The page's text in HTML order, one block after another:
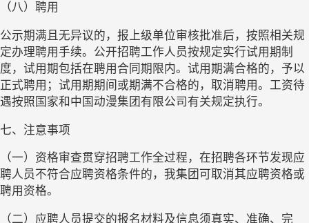
（八）聘用
公示期满且无异议的，报上级单位审核批准后，按照相关规
定办理聘用手续。公开招聘工作人员按规定实行试用期制
度，试用期包括在聘用合同期限内。试用期满合格的，予以
正式聘用；试用期期间或期满不合格的，取消聘用。工资待
遇按照国家和中国动漫集团有限公司有关规定执行。
七、注意事项
（一）资格审查贯穿招聘工作全过程，在招聘各环节发现应
聘人员不符合应聘资格条件的，我集团可取消其应聘资格或
聘用资格。
（二）应聘人员提交的报名材料及信息须真实、准确、完